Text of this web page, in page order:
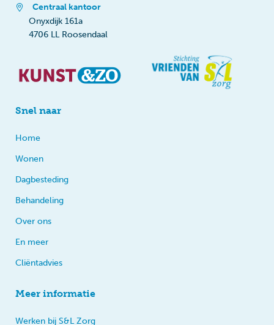
Centraal kantoor
Onyxdijk 161a
4706 LL Roosendaal
Snel naar
Home
Wonen
Dagbesteding
Behandeling
Over ons
En meer
Cliëntadvies
Meer informatie
Werken bij S&L Zorg